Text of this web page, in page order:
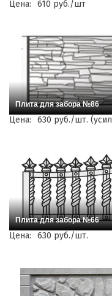
Цена: 610 руб./шт
Плита для забора №86
Цена: 630 руб./шт.
Плита для забора №66
Цена: 630 руб./шт.